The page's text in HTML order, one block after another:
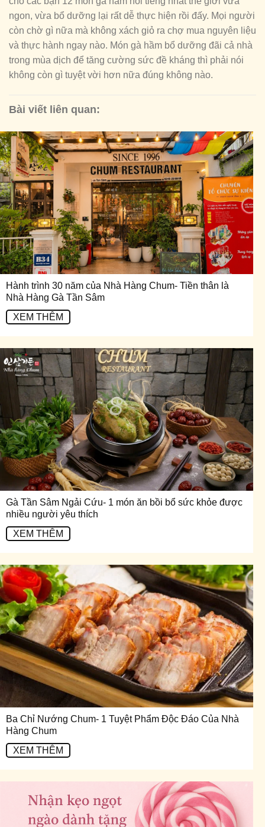
ngon, vừa bổ dưỡng lại rất dễ thực hiện rồi đấy. Mọi người
còn chờ gì nữa mà không xách giỏ ra chợ mua nguyên liệu
và thực hành ngay nào. Món gà hầm bổ dưỡng đãi cả nhà
trong mùa dịch để tăng cường sức đề kháng thì phải nói
không còn gì tuyệt vời hơn nữa đúng không nào.
Bài viết liên quan:
Hành trình 30 năm của Nhà Hàng Chum- Tiền thân là
Nhà Hàng Gà Tần Sâm
XEM THÊM
Gà Tần Sâm Ngải Cứu- 1 món ăn bồi bổ sức khỏe được
nhiều người yêu thích
XEM THÊM
Ba Chỉ Nướng Chum- 1 Tuyệt Phẩm Độc Đáo Của Nhà
Hàng Chum
XEM THÊM